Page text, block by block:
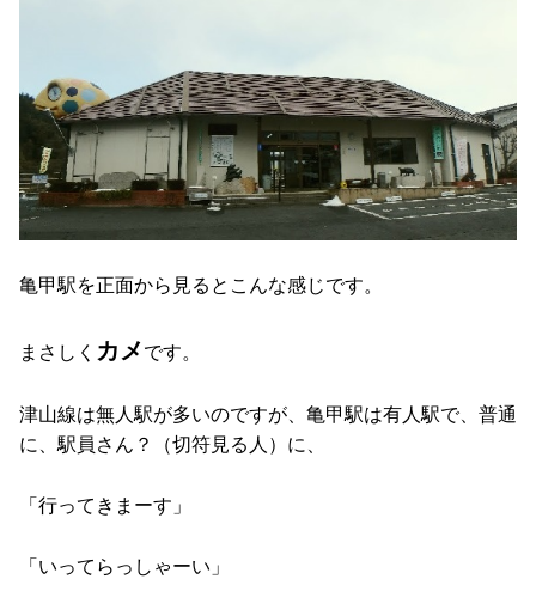
亀甲駅を正面から見るとこんな感じです。
まさしく カメです。
津山線は無人駅が多いのですが、亀甲駅は有人駅で、普通
に、駅員さん？（切符見る人）に、
「行ってきまーす」
「いってらっしゃーい」